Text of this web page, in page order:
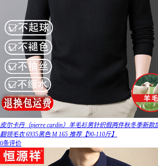
皮尔卡丹（pierre cardin）羊毛衫男针织假两件秋冬季新款
翻领毛衣 6935黑色 M 165 推荐【90-110斤】
0条评价